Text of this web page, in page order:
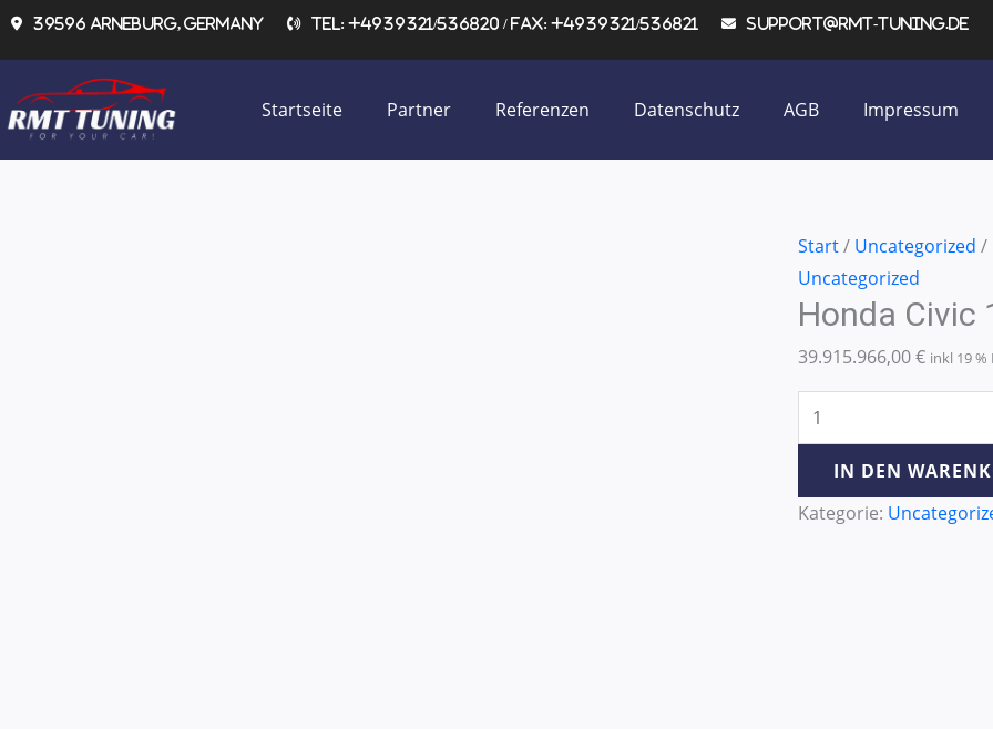
Zum39596 Arneburg, Germany Tel: +4939321/536820 / Fax: +4939321/536821 support@rmt-tuning.de
Startseite Partner Referenzen Datenschutz AGB Impressum
Start/ Uncategorized /
Uncategorized
Honda Civic
39.915.966,00€ inkl 19 %
Honda
Civic
1.8
103KW/140PS
Menge
IN DEN
Kategorie: